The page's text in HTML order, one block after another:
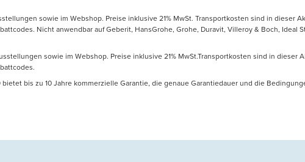
sowie im Webshop. Preise inklusive 21% MwSt. Transportkosten sind in dieser
Nicht anwendbar auf Geberit, HansGrohe, Grohe, Duravit, Villeroy & Boch, Ideal
sowie im Webshop. Preise inklusive 21% MwSt.Transportkosten sind in
bis zu 10 Jahre kommerzielle Garantie, die genaue Garantiedauer und die